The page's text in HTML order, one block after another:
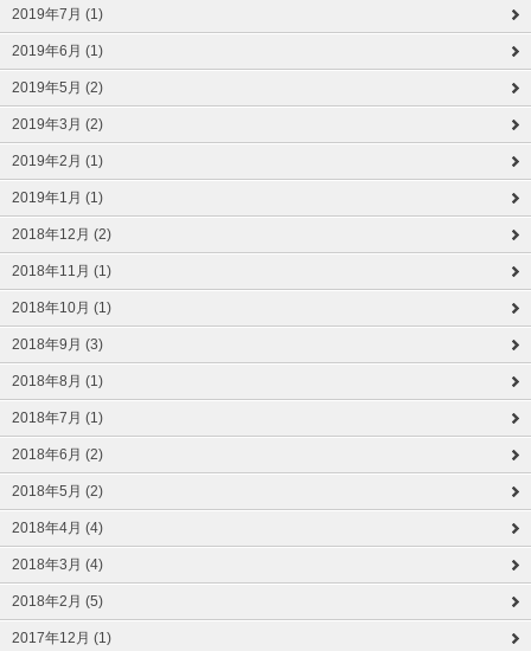
2019年7月 (1)
2019年6月 (1)
2019年5月 (2)
2019年3月 (2)
2019年2月 (1)
2019年1月 (1)
2018年12月 (2)
2018年11月 (1)
2018年10月 (1)
2018年9月 (3)
2018年8月 (1)
2018年7月 (1)
2018年6月 (2)
2018年5月 (2)
2018年4月 (4)
2018年3月 (4)
2018年2月 (5)
2017年12月 (1)